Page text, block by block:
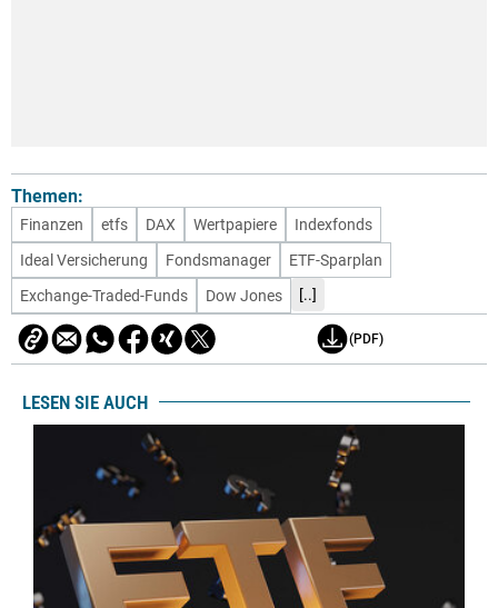
Themen:
Finanzen etfs DAX Wertpapiere
Indexfonds
Ideal Versicherung
Fondsmanager
ETF-Sparplan
Exchange-Traded-Funds
Dow Jones [..]
(PDF)
LESEN SIE AUCH